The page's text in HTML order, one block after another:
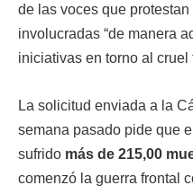
de las voces que
involucradas “de manera
iniciativas en torno al cruel
La solicitud enviada a la
semana pasado pide que
sufrido más de 215,00
comenzó la guerra frontal